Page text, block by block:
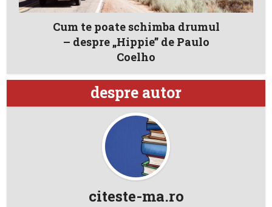
Cum te poate schimba drumul
– despre „Hippie” de Paulo
Coelho
despre autor
citeste-ma.ro